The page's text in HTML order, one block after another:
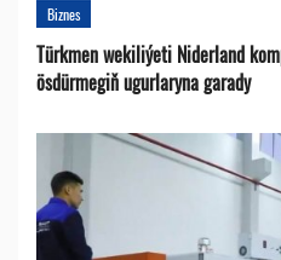
Biznes
Türkmen wekiliýeti Niderland
ösdürmegiň ugurlaryna garady